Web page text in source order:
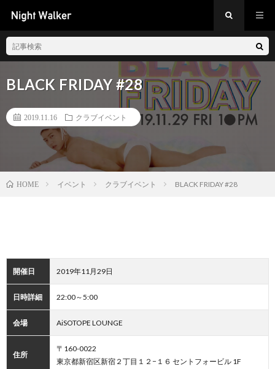
BLACK FRIDAY #28
2019.11.16 クラブイベント
HOME イベント クラブイベント BLACK FRIDAY #28
開催日 2019年11月29日
日時詳細 22:00～5:00
会場 AiSOTOPE LOUNGE
住所
〒160-0022
東京都新宿区新宿２丁目１２−１６ セントフォービル 1F